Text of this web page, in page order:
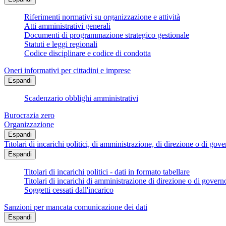
Riferimenti normativi su organizzazione e attività
Atti amministrativi generali
Documenti di programmazione strategico gestionale
Statuti e leggi regionali
Codice disciplinare e codice di condotta
Oneri informativi per cittadini e imprese
Espandi
Scadenzario obblighi amministrativi
Burocrazia zero
Organizzazione
Espandi
Titolari di incarichi politici, di amministrazione, di direzione o di
Espandi
Titolari di incarichi politici - dati in formato tabellare
Titolari di incarichi di amministrazione di direzione o di
Soggetti cessati dall'incarico
Sanzioni per mancata comunicazione dei dati
Espandi